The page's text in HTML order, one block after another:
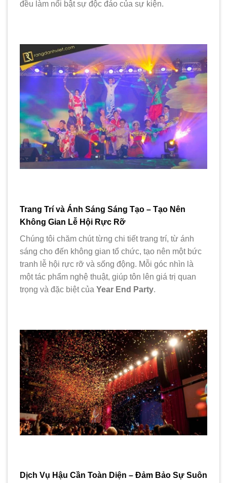
đều làm nổi bật sự độc đáo của sự kiện.
Trang Trí và Ánh Sáng Sáng Tạo – Tạo Nên
Không Gian Lễ Hội Rực Rỡ
Chúng tôi chăm chút từng chi tiết trang trí, từ ánh
sáng cho đến không gian tổ chức, tạo nên một bức
tranh lễ hội rực rỡ và sống động. Mỗi góc nhìn là
một tác phẩm nghệ thuật, giúp tôn lên giá trị quan
trọng và đặc biệt của Year End Party.
Dịch Vụ Hậu Cần Toàn Diện – Đảm Bảo Sự Suôn